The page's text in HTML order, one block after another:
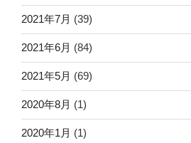
2021年7月 (39)
2021年6月 (84)
2021年5月 (69)
2020年8月 (1)
2020年1月 (1)